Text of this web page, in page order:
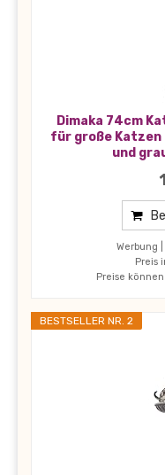
Dimaka 74cm
für große Katzen
und
Werbung
Preis
Preise
BESTSELLER NR. 2